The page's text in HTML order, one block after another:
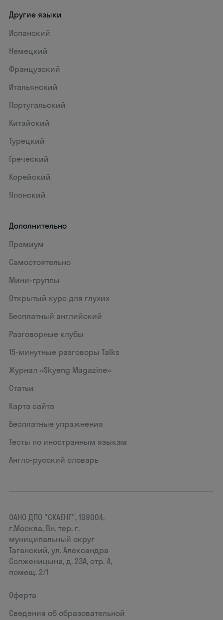
Другие языки
Испанский
Немецкий
Французский
Итальянский
Португальский
Китайский
Турецкий
Греческий
Корейский
Японский
Дополнительно
Премиум
Самостоятельно
Мини-группы
Открытый курс для глухих
Бесплатный английский
Разговорные клубы
15‑минутные разговоры Talks
Журнал «Skyeng Magazine»
Статьи
Карта сайта
Бесплатные упражнения
Тесты по иностранным языкам
Англо-русский словарь
ОАНО ДПО "СКАЕНГ", 109004,
г.Москва, Вн. тер. г.
муниципальный округ
Таганский, ул. Александра
Солженицына, д. 23А, стр. 4,
помещ. 2/1
Оферта
Сведения об образовательной